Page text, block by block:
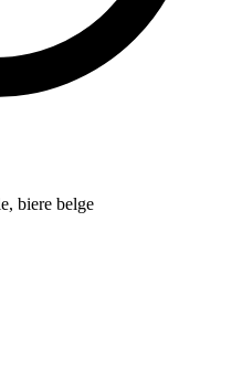
biere belge